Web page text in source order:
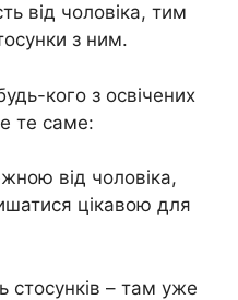
від чоловіка, тим
з ним.
кого з освічених
те саме:
від чоловіка,
цікавою для
стосунків – там уже